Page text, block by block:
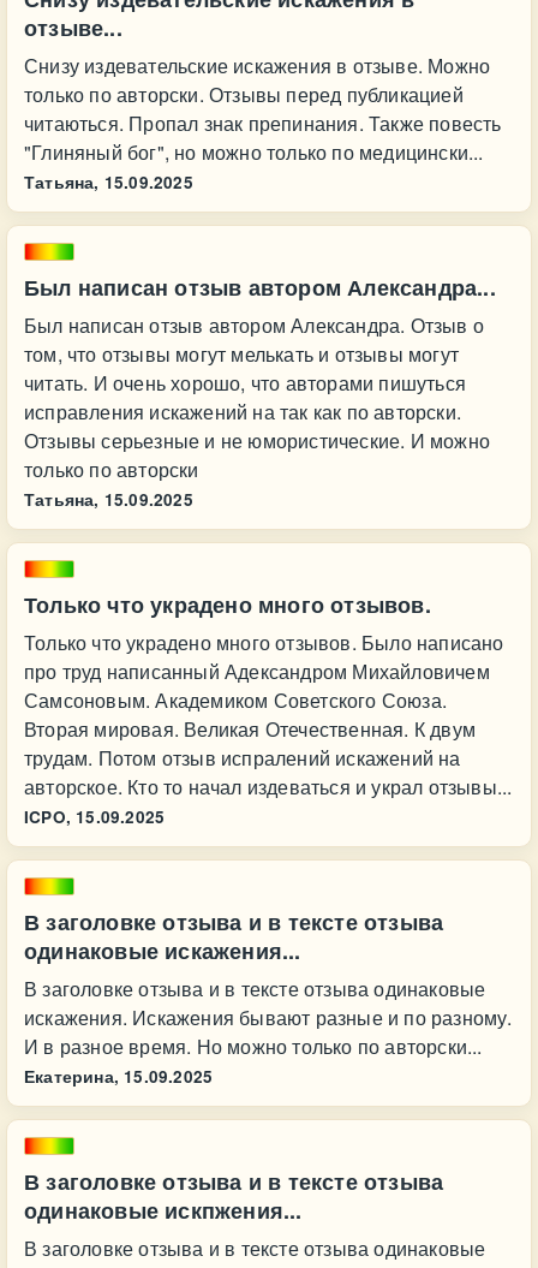
отзыве...
Снизу издевательские искажения в отзыве. Можно
только по авторски. Отзывы перед публикацией
читаються. Пропал знак препинания. Также повесть
"Глиняный бог", но можно только по медицински...
Татьяна, 15.09.2025
Был написан отзыв автором Александра...
Был написан отзыв автором Александра. Отзыв о
том, что отзывы могут мелькать и отзывы могут
читать. И очень хорошо, что авторами пишуться
исправления искажений на так как по авторски.
Отзывы серьезные и не юмористические. И можно
только по авторски
Татьяна, 15.09.2025
Только что украдено много отзывов.
Только что украдено много отзывов. Было написано
про труд написанный Адександром Михайловичем
Самсоновым. Академиком Советского Союза.
Вторая мировая. Великая Отечественная. К двум
трудам. Потом отзыв испралений искажений на
авторское. Кто то начал издеваться и украл отзывы...
ICPO, 15.09.2025
В заголовке отзыва и в тексте отзыва
одинаковые искажения...
В заголовке отзыва и в тексте отзыва одинаковые
искажения. Искажения бывают разные и по разному.
И в разное время. Но можно только по авторски...
Екатерина, 15.09.2025
В заголовке отзыва и в тексте отзыва
одинаковые искпжения...
В заголовке отзыва и в тексте отзыва одинаковые